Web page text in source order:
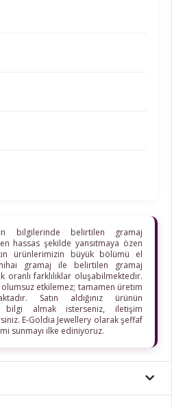
bilgilerinde belirtilen gramaj
hassas şekilde yansıtmaya özen
ürünlerimizin büyük bölümü el
gramaj ile belirtilen gramaj
oranlı farklılıklar oluşabilmektedir.
etkilemez; tamamen üretim
Satın aldığınız ürünün
bilgi almak isterseniz, iletişim
E-Goldia Jewellery olarak şeffaf
sunmayı ilke ediniyoruz.